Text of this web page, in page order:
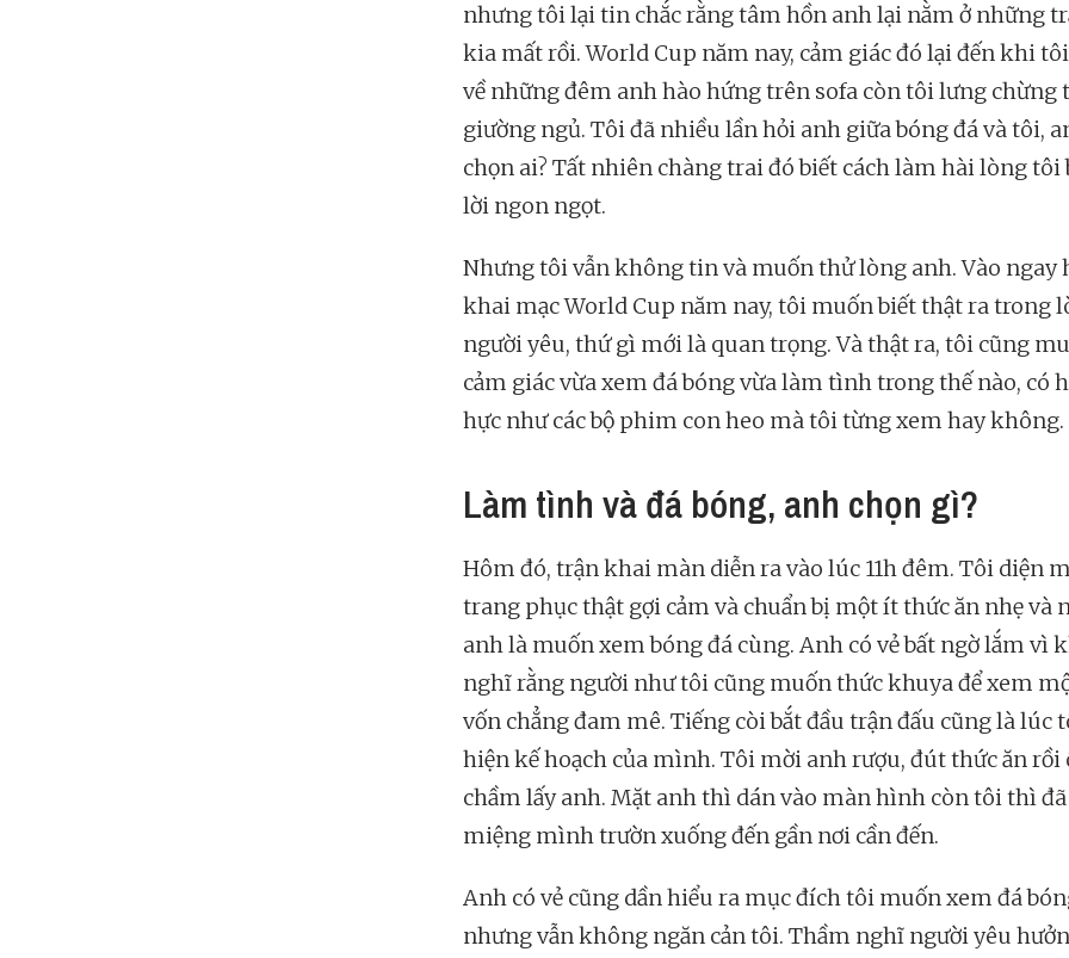
nhưng tôi lại tin chắc rằng tâm hồn anh lại nằm ở những
kia mất rồi. World Cup năm nay, cảm giác đó lại đến khi
về những đêm anh hào hứng trên sofa còn tôi lưng chừng
giường ngủ. Tôi đã nhiều lần hỏi anh giữa bóng đá và tôi,
chọn ai? Tất nhiên chàng trai đó biết cách làm hài lòng tôi
lời ngon ngọt.
Nhưng tôi vẫn không tin và muốn thử lòng anh. Vào ngay
khai mạc World Cup năm nay, tôi muốn biết thật ra trong
người yêu, thứ gì mới là quan trọng. Và thật ra, tôi cũng
cảm giác vừa xem đá bóng vừa làm tình trong thế nào, có
hực như các bộ phim con heo mà tôi từng xem hay không.
Làm tình và đá bóng, anh chọn gì?
Hôm đó, trận khai màn diễn ra vào lúc 11h đêm. Tôi diện
trang phục thật gợi cảm và chuẩn bị một ít thức ăn nhẹ và
anh là muốn xem bóng đá cùng. Anh có vẻ bất ngờ lắm vì
nghĩ rằng người như tôi cũng muốn thức khuya để xem
vốn chẳng đam mê. Tiếng còi bắt đầu trận đấu cũng là lúc
hiện kế hoạch của mình. Tôi mời anh rượu, đút thức ăn rồi
chầm lấy anh. Mặt anh thì dán vào màn hình còn tôi thì đã
miệng mình trườn xuống đến gần nơi cần đến.
Anh có vẻ cũng dần hiểu ra mục đích tôi muốn xem đá
nhưng vẫn không ngăn cản tôi. Thầm nghĩ người yêu